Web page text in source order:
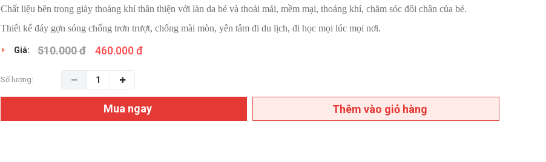
Chất liệu bên trong giày thoáng khí thân thiện với làn da bé và thoải mái, mềm mại, thoáng khí, chăm sóc đôi chân của bé.
Thiết kế đáy gợn sóng chống trơn trượt, chống mài mòn, yên tâm đi du lịch, đi học mọi lúc mọi nơi.
Giá: 510.000 đ 460.000 đ
Số lượng:
Mua ngay Thêm vào giỏ hàng